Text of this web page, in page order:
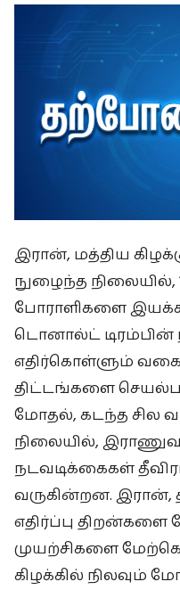
இரான், மத்திய
நுழைந்த நிலையில்,
போராளிகளை
டொனால்ட்
எதிர்கொள்ளும்
திட்டங்களை
மோதல், கடந்த சில
நிலையில்,
நடவடிக்கைகள்
வருகின்றன. இரான்,
எதிர்ப்பு திறன்களை
முயற்சிகளை
கிழக்கில் நிலவும்